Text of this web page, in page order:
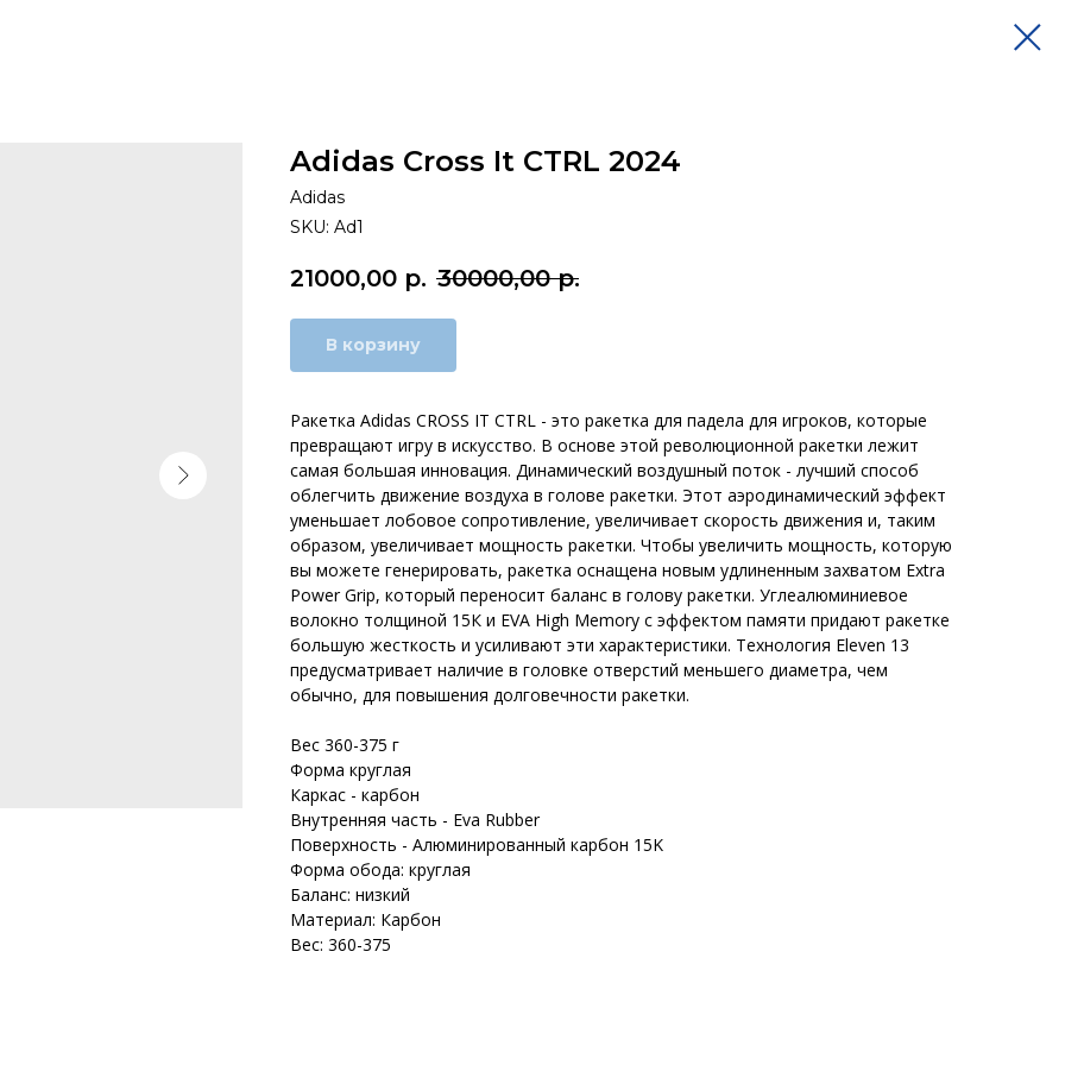
Adidas Cross It CTRL 2024
Adidas
SKU: Ad1
21000,00 р. 30000,00 р.
В корзину
Ракетка Adidas CROSS IT CTRL - это ракетка для падела для игроков, которые
превращают игру в искусство. В основе этой революционной ракетки лежит
самая большая инновация. Динамический воздушный поток - лучший способ
облегчить движение воздуха в голове ракетки. Этот аэродинамический эффект
уменьшает лобовое сопротивление, увеличивает скорость движения и, таким
образом, увеличивает мощность ракетки. Чтобы увеличить мощность, которую
вы можете генерировать, ракетка оснащена новым удлиненным захватом Extra
Power Grip, который переносит баланс в голову ракетки. Углеалюминиевое
волокно толщиной 15К и EVA High Memory с эффектом памяти придают ракетке
большую жесткость и усиливают эти характеристики. Технология Eleven 13
предусматривает наличие в головке отверстий меньшего диаметра, чем
обычно, для повышения долговечности ракетки.
Вес 360-375 г
Форма круглая
Каркас - карбон
Внутренняя часть - Eva Rubber
Поверхность - Алюминированный карбон 15K
Форма обода: круглая
Баланс: низкий
Материал: Карбон
Вес: 360-375